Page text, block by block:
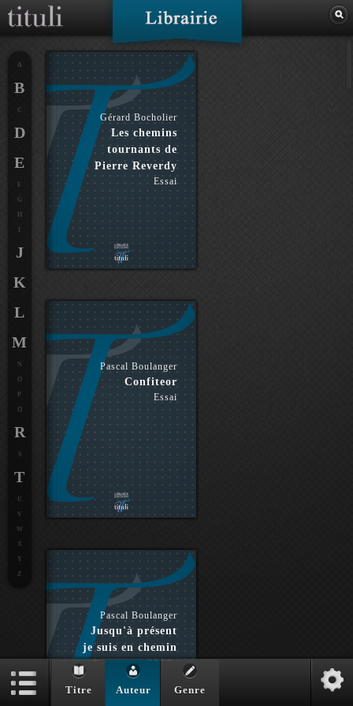
Gérard Bocholier
Les chemins
tournants de
Pierre Reverdy
Essai
Pascal Boulanger
Confiteor
Essai
Pascal Boulanger
Jusqu'à présent
je suis en chemin
- Carnets : 2016-
Essai
A
B
C
D
E
F
G
H
J
K
L
M
N
O
P
Q
R
S
T
U
V
W
X
Y
Z
Titre Auteur Genre